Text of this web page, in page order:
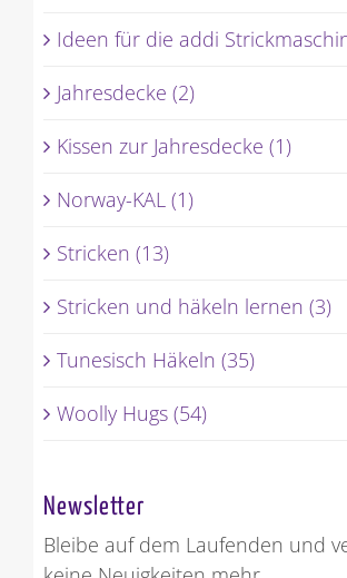
Ideen für die addi
Jahresdecke (2)
Kissen zur Jahresdecke (1)
Norway-KAL (1)
Stricken (13)
Stricken und häkeln lernen (3)
Tunesisch Häkeln (35)
Woolly Hugs (54)
Newsletter
Bleibe auf dem Laufenden und